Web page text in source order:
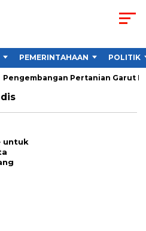
PEMERINTAHAAN POLITIK
Pengembangan Pertanian Garut
untuk